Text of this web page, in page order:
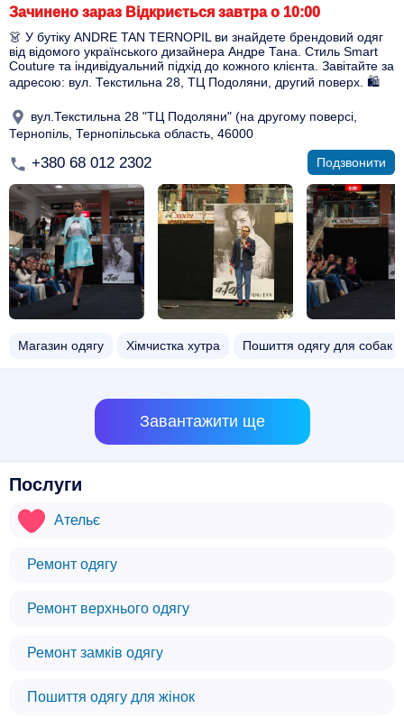
Зачинено зараз Відкриється завтра о 10:00
👗 У бутіку ANDRE TAN TERNOPIL ви знайдете брендовий одяг
від відомого українського дизайнера Андре Тана. Стиль Smart
Couture та індивідуальний підхід до кожного клієнта. Завітайте за
адресою: вул. Текстильна 28, ТЦ Подоляни, другий поверх. 🛍️
вул.Текстильна 28 "ТЦ Подоляни" (на другому поверсі,
Тернопіль, Тернопільська область, 46000
+380 68 012 2302 Подзвонити
Магазин одягу Хімчистка хутра Пошиття одягу для собак
Завантажити ще
Послуги
Ательє
Ремонт одягу
Ремонт верхнього одягу
Ремонт замків одягу
Пошиття одягу для жінок